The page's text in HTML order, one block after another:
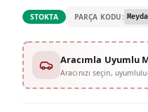
STOKTA PARÇA KODU:
Aracımla Uyumlu
Aracınızı seçin,